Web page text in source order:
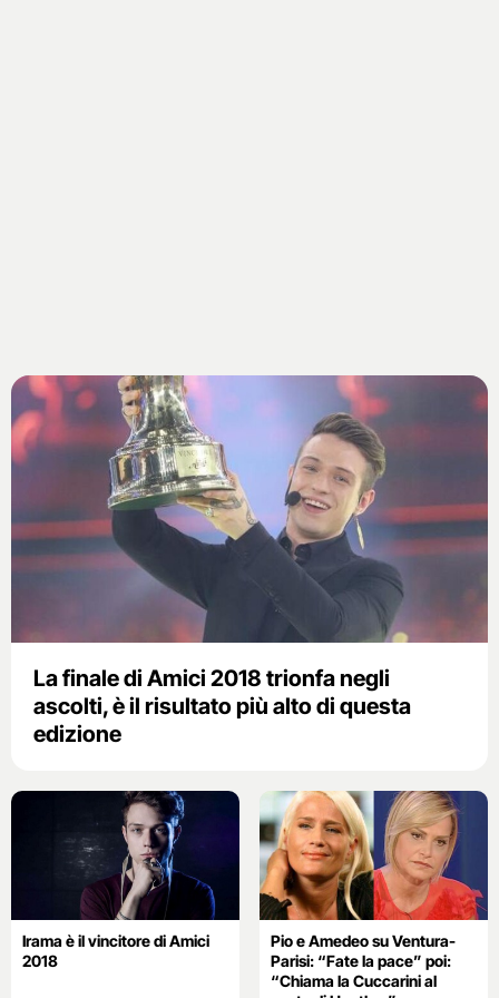
La finale di Amici 2018 trionfa negli
ascolti, è il risultato più alto di questa
edizione
Irama è il vincitore di Amici
2018
Pio e Amedeo su Ventura-
Parisi: “Fate la pace” poi:
“Chiama la Cuccarini al